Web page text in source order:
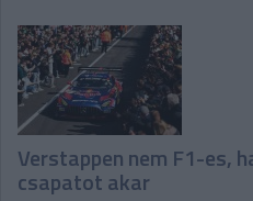
Verstappen nem F1-es,
csapatot akar